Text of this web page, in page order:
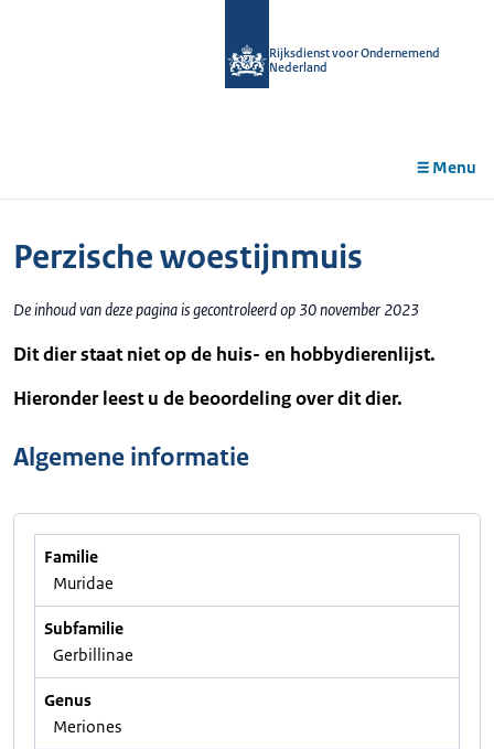
Rijksdienst voor Ondernemend
Nederland
Menu
Perzische woestijnmuis
De inhoud van deze pagina is gecontroleerd op 30 november 2023
Dit dier staat niet op de huis- en hobbydierenlijst.
Hieronder leest u de beoordeling over dit dier.
Algemene informatie
Familie
Muridae
Subfamilie
Gerbillinae
Genus
Meriones